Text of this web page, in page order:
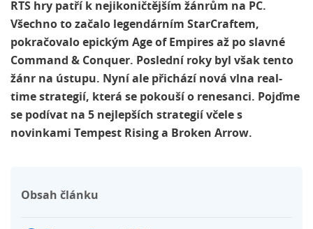
RTS hry patří k nejikoničtějším žánrům na PC.
Všechno to začalo legendárním StarCraftem,
pokračovalo epickým Age of Empires až po slavné
Command & Conquer. Poslední roky byl však tento
žánr na ústupu. Nyní ale přichází nová vlna real-
time strategií, která se pokouší o renesanci. Pojďme
se podívat na 5 nejlepších strategií včele s
novinkami Tempest Rising a Broken Arrow.
Obsah článku